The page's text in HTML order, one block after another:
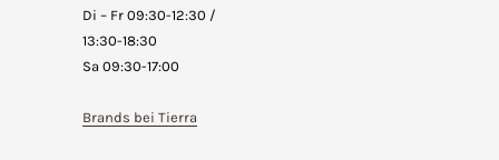
Di – Fr 09:30-12:30 /
13:30-18:30
Sa 09:30-17:00
Brands bei Tierra